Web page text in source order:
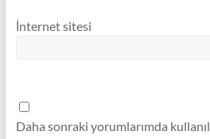
İnternet sitesi
Daha sonraki yorumlarımda